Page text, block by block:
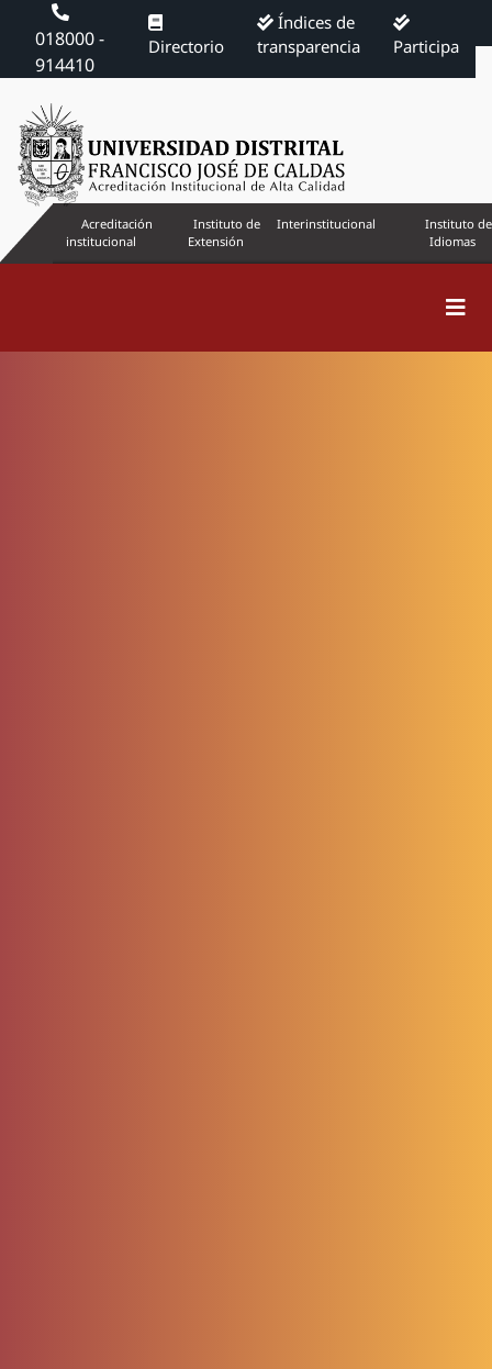
018000 -
914410
Directorio
Índices de
transparencia
Participa
Acreditación
institucional
Instituto de
Extensión
Interinstitucional
Instituto de
Idiomas